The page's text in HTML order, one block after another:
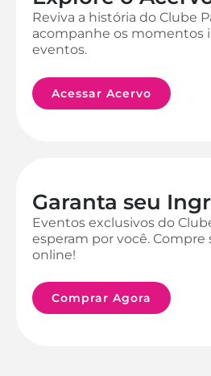
Reviva a história do Clube
acompanhe os momentos
eventos.
Acessar Acervo
Garanta seu
Eventos exclusivos do
esperam por você. Compre
online!
Comprar Agora